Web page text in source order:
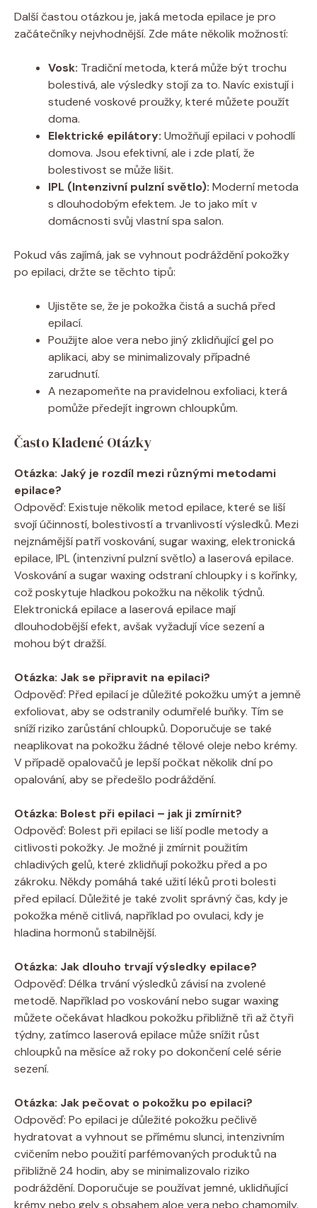
Další častou otázkou je, jaká metoda epilace je pro
začátečníky nejvhodnější. Zde máte několik možností:
Vosk: Tradiční metoda, která může být trochu
bolestivá, ale výsledky stojí za to. Navíc existují i
studené voskové proužky, které můžete použít
doma.
Elektrické epilátory: Umožňují epilaci v pohodlí
domova. Jsou efektivní, ale i zde platí, že
bolestivost se může lišit.
IPL (Intenzivní pulzní světlo): Moderní metoda
s dlouhodobým efektem. Je to jako mít v
domácnosti svůj vlastní spa salon.
Pokud vás zajímá, jak se vyhnout podráždění pokožky
po epilaci, držte se těchto tipů:
Ujistěte se, že je pokožka čistá a suchá před
epilací.
Použijte aloe vera nebo jiný zklidňující gel po
aplikaci, aby se minimalizovaly případné
zarudnutí.
A nezapomeňte na pravidelnou exfoliaci, která
pomůže předejít ingrown chloupkům.
Často Kladené Otázky
Otázka: Jaký je rozdíl mezi různými metodami
epilace?
Odpověď: Existuje několik metod epilace, které se liší
svojí účinností, bolestivostí a trvanlivostí výsledků. Mezi
nejznámější patří voskování, sugar waxing, elektronická
epilace, IPL (intenzivní pulzní světlo) a laserová epilace.
Voskování a sugar waxing odstraní chloupky i s kořínky,
což poskytuje hladkou pokožku na několik týdnů.
Elektronická epilace a laserová epilace mají
dlouhodobější efekt, avšak vyžadují více sezení a
mohou být dražší.
Otázka: Jak se připravit na epilaci?
Odpověď: Před epilací je důležité pokožku umýt a jemně
exfoliovat, aby se odstranily odumřelé buňky. Tím se
sníží riziko zarůstání chloupků. Doporučuje se také
neaplikovat na pokožku žádné tělové oleje nebo krémy.
V případě opalovačů je lepší počkat několik dní po
opalování, aby se předešlo podráždění.
Otázka: Bolest při epilaci – jak ji zmírnit?
Odpověď: Bolest při epilaci se liší podle metody a
citlivosti pokožky. Je možné ji zmírnit použitím
chladivých gelů, které zklidňují pokožku před a po
zákroku. Někdy pomáhá také užití léků proti bolesti
před epilací. Důležité je také zvolit správný čas, kdy je
pokožka méně citlivá, například po ovulaci, kdy je
hladina hormonů stabilnější.
Otázka: Jak dlouho trvají výsledky epilace?
Odpověď: Délka trvání výsledků závisí na zvolené
metodě. Například po voskování nebo sugar waxing
můžete očekávat hladkou pokožku přibližně tři až čtyři
týdny, zatímco laserová epilace může snížit růst
chloupků na měsíce až roky po dokončení celé série
sezení.
Otázka: Jak pečovat o pokožku po epilaci?
Odpověď: Po epilaci je důležité pokožku pečlivě
hydratovat a vyhnout se přímému slunci, intenzivním
cvičením nebo použití parfémovaných produktů na
přibližně 24 hodin, aby se minimalizovalo riziko
podráždění. Doporučuje se používat jemné, uklidňující
krémy nebo gely s obsahem aloe vera nebo chamomily.